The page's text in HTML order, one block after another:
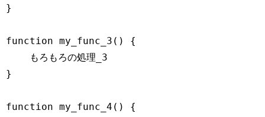
}
function my_func_3 ( ) {
    もろもろの処理_3
}
function my_func_4 ( ) {